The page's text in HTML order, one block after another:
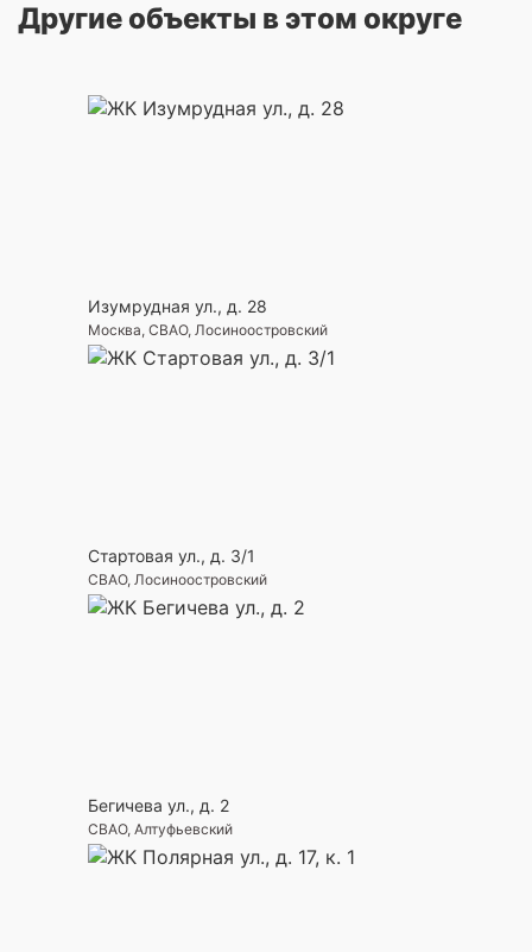
Другие объекты в этом округе
Изумрудная ул., д. 28
Москва, СВАО, Лосиноостровский
Стартовая ул., д. 3/1
СВАО, Лосиноостровский
Бегичева ул., д. 2
СВАО, Алтуфьевский